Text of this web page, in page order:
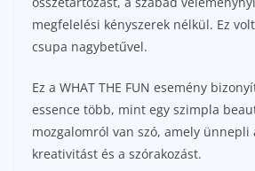
megfelelési kényszerek nélkül. Ez
csupa nagybetűvel.
Ez a WHAT THE FUN esemény
essence több, mint egy szimpla
mozgalomról van szó, amely ünnepli
kreativitást és a szórakozást.